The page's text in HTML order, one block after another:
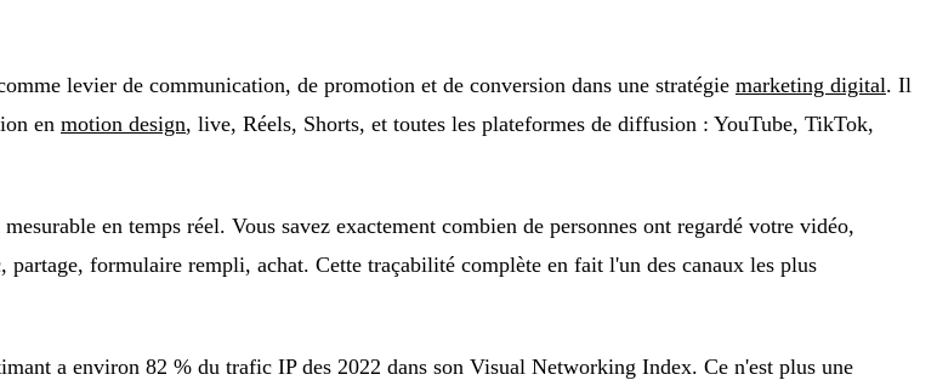
levier de communication, de promotion et de conversion dans une stratégie marketing digital. Il
en motion design, live, Réels, Shorts, et toutes les plateformes de diffusion : YouTube, TikTok,
en temps réel. Vous savez exactement combien de personnes ont regardé votre vidéo,
formulaire rempli, achat. Cette traçabilité complète en fait l'un des canaux les plus
a environ 82 % du trafic IP des 2022 dans son Visual Networking Index. Ce n'est plus une